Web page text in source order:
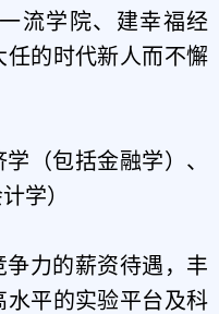
流学院、建幸福经
任的时代新人而不懈
（包括金融学）、
学）
力的薪资待遇，丰
水平的实验平台及科